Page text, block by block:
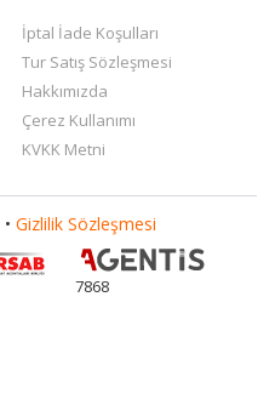
İptal İade Koşulları
Tur Satış Sözleşmesi
Hakkımızda
Çerez Kullanımı
KVKK Metni
• Gizlilik Sözleşmesi
7868